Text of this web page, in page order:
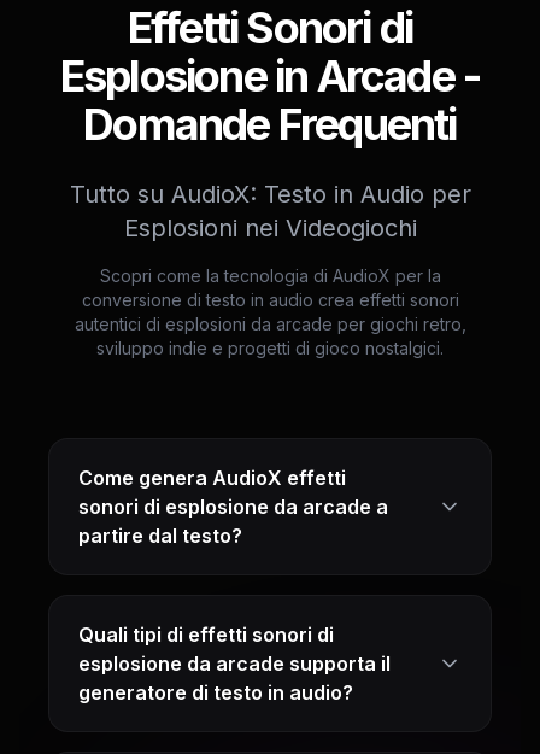
Effetti Sonori di
Esplosione in Arcade -
Domande Frequenti
Tutto su AudioX: Testo in Audio per
Esplosioni nei Videogiochi
Scopri come la tecnologia di AudioX per la
conversione di testo in audio crea effetti sonori
autentici di esplosioni da arcade per giochi retro,
sviluppo indie e progetti di gioco nostalgici.
Come genera AudioX effetti
sonori di esplosione da arcade a
partire dal testo?
Quali tipi di effetti sonori di
esplosione da arcade supporta il
generatore di testo in audio?